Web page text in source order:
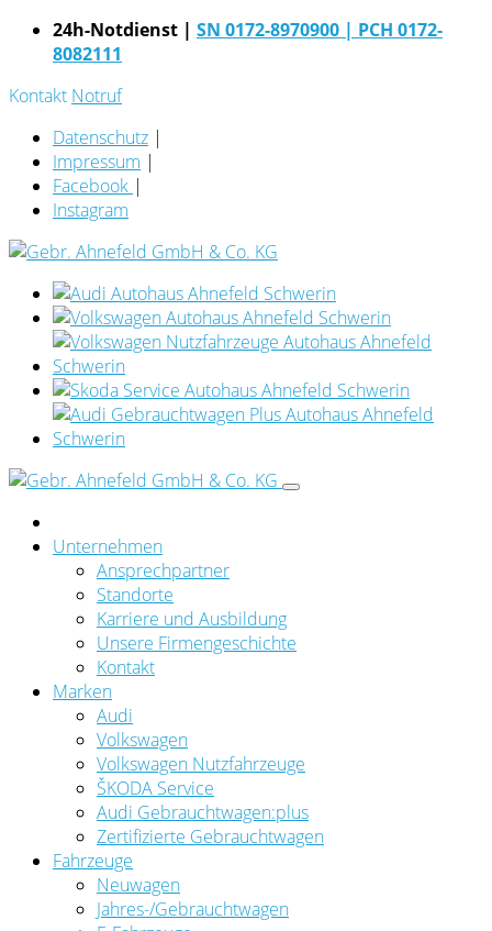
24h-Notdienst | SN 0172-8970900 | PCH 0172-
8082111
Kontakt Notruf
Datenschutz |
Impressum |
Facebook |
Instagram
Unternehmen
Ansprechpartner
Standorte
Karriere und Ausbildung
Unsere Firmengeschichte
Kontakt
Marken
Audi
Volkswagen
Volkswagen Nutzfahrzeuge
ŠKODA Service
Audi Gebrauchtwagen:plus
Zertifizierte Gebrauchtwagen
Fahrzeuge
Neuwagen
Jahres-/Gebrauchtwagen